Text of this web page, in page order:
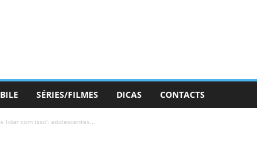
SÉRIES/FILMES DICAS CONTACTS
lidar com isso’: adolescentes...